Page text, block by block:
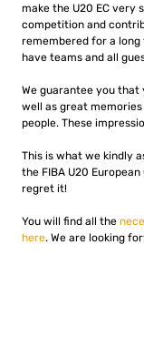
make the U20 EC very
competition and
remembered for a
have teams and all
We guarantee you
well as great
people. These
This is what we kindly
the FIBA U20
regret it!
You will find all the
here. We are looking